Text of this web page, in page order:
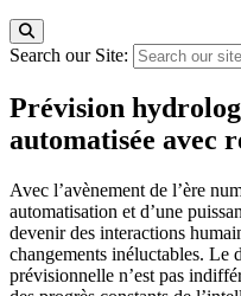
Search our Site:
Prévision
automatisée avec
Avec l’avènement de l’ère
automatisation et d’une
devenir des interactions
changements inéluctables. Le
prévisionnelle n’est pas